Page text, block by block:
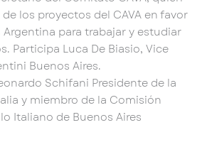
los proyectos del CAVA en favor
para trabajar y estudiar
Participa Luca De Biasio, Vice
Buenos Aires.
Schifani Presidente de la
y miembro de la Comisión
Italiano de Buenos Aires